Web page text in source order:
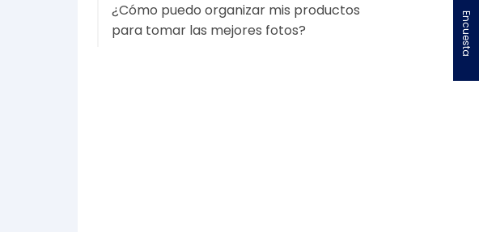
¿Cómo puedo organizar mis productos
para tomar las mejores fotos?
Encuesta